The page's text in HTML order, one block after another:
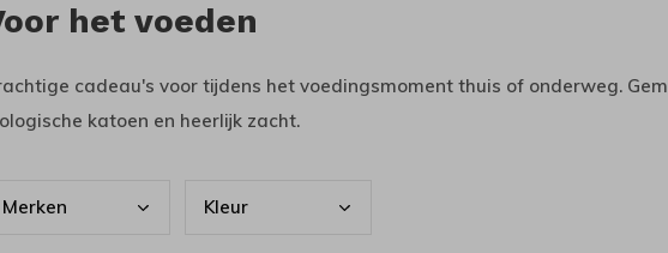
het voeden
cadeau's voor tijdens het voedingsmoment thuis of onderweg.
katoen en heerlijk zacht.
Merken Kleur